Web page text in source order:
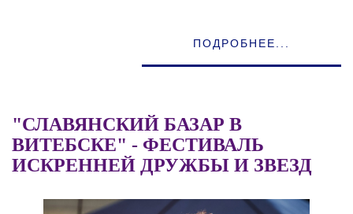
ПОДРОБНЕЕ...
"СЛАВЯНСКИЙ БАЗАР В
ВИТЕБСКЕ" - ФЕСТИВАЛЬ
ИСКРЕННЕЙ ДРУЖБЫ И ЗВЕЗД